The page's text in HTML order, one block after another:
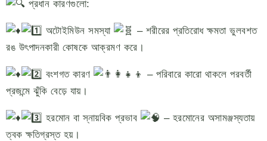
প্রধান কারণগুলো:
অটোইমিউন সমস্যা
– শরীরের প্রতিরোধ ক্ষমতা ভুলবশত
রঙ উৎপাদনকারী কোষকে আক্রমণ করে।
বংশগত কারণ
– পরিবারে কারো থাকলে পরবর্তী
প্রজন্মে ঝুঁকি বেড়ে যায়।
হরমোন বা স্নায়বিক প্রভাব
– হরমোনের অসামঞ্জস্যতায়
ত্বক ক্ষতিগ্রস্ত হয়।